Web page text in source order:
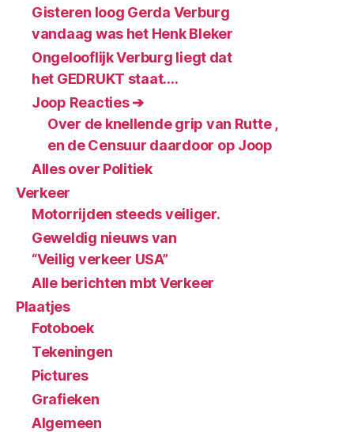
Gisteren loog Gerda Verburg
vandaag was het Henk Bleker
Ongelooflijk Verburg liegt dat
het GEDRUKT staat….
Joop Reacties ➔
Over de knellende grip van Rutte ,
en de Censuur daardoor op Joop
Alles over Politiek
Verkeer
Motorrijden steeds veiliger.
Geweldig nieuws van
“Veilig verkeer USA”
Alle berichten mbt Verkeer
Plaatjes
Fotoboek
Tekeningen
Pictures
Grafieken
Algemeen